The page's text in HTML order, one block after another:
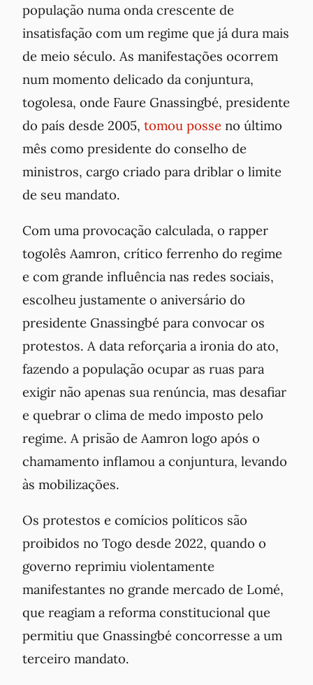
população numa onda crescente de
insatisfação com um regime que já dura mais
de meio século. As manifestações ocorrem
num momento delicado da conjuntura,
togolesa, onde Faure Gnassingbé, presidente
do país desde 2005, tomou posse no último
mês como presidente do conselho de
ministros, cargo criado para driblar o limite
de seu mandato.
Com uma provocação calculada, o rapper
togolês Aamron, crítico ferrenho do regime
e com grande influência nas redes sociais,
escolheu justamente o aniversário do
presidente Gnassingbé para convocar os
protestos. A data reforçaria a ironia do ato,
fazendo a população ocupar as ruas para
exigir não apenas sua renúncia, mas desafiar
e quebrar o clima de medo imposto pelo
regime. A prisão de Aamron logo após o
chamamento inflamou a conjuntura, levando
às mobilizações.
Os protestos e comícios políticos são
proibidos no Togo desde 2022, quando o
governo reprimiu violentamente
manifestantes no grande mercado de Lomé,
que reagiam a reforma constitucional que
permitiu que Gnassingbé concorresse a um
terceiro mandato.